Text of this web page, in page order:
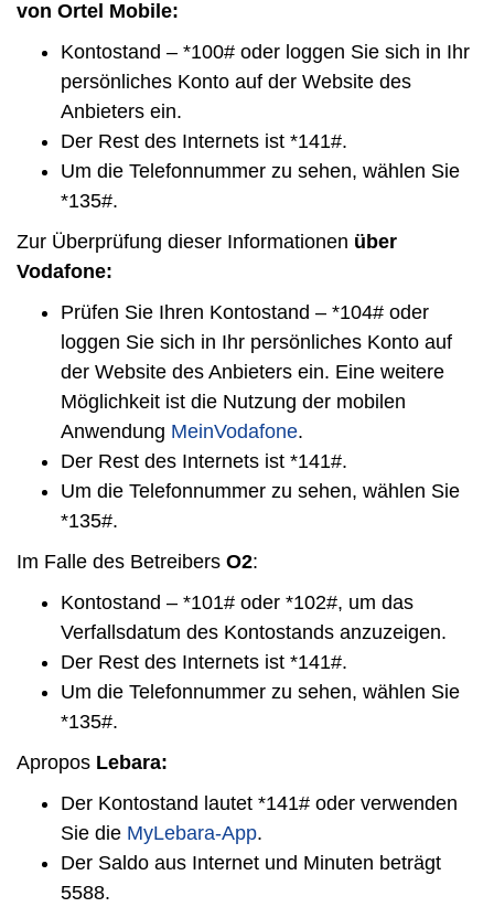
von Ortel Mobile:
Kontostand – *100# oder loggen Sie sich in Ihr
persönliches Konto auf der Website des
Anbieters ein.
Der Rest des Internets ist *141#.
Um die Telefonnummer zu sehen, wählen Sie
*135#.
Zur Überprüfung dieser Informationen über
Vodafone:
Prüfen Sie Ihren Kontostand – *104# oder
loggen Sie sich in Ihr persönliches Konto auf
der Website des Anbieters ein. Eine weitere
Möglichkeit ist die Nutzung der mobilen
Anwendung MeinVodafone.
Der Rest des Internets ist *141#.
Um die Telefonnummer zu sehen, wählen Sie
*135#.
Im Falle des Betreibers O2:
Kontostand – *101# oder *102#, um das
Verfallsdatum des Kontostands anzuzeigen.
Der Rest des Internets ist *141#.
Um die Telefonnummer zu sehen, wählen Sie
*135#.
Apropos Lebara:
Der Kontostand lautet *141# oder verwenden
Sie die MyLebara-App.
Der Saldo aus Internet und Minuten beträgt
5588.